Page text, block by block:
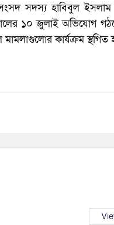
সদস্য হাবিবুল ইসলাম
১০ জুলাই অভিযোগ
কার্যক্রম স্থগিত